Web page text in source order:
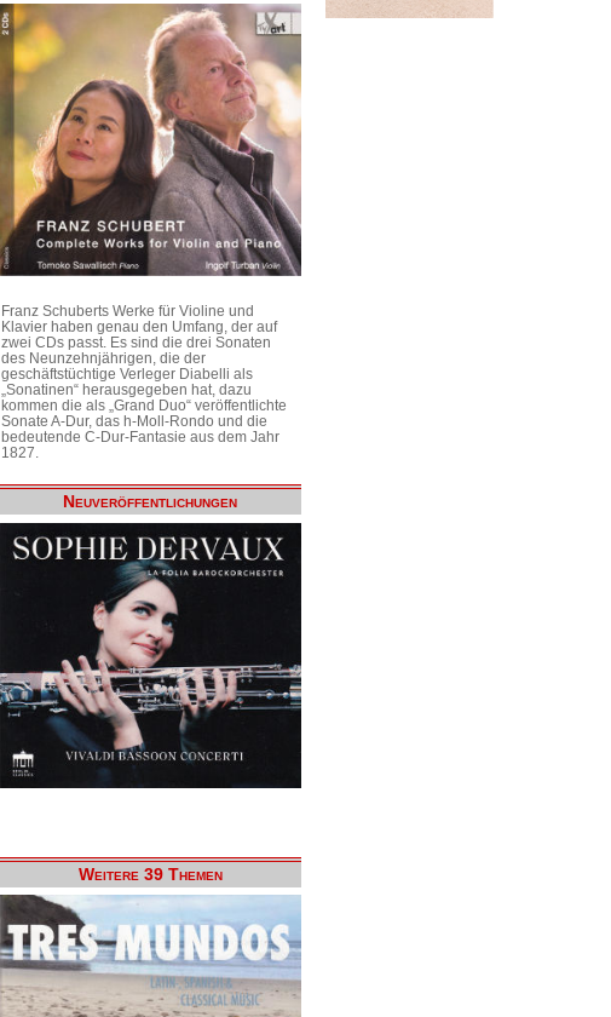
Franz Schuberts Werke für Violine und
Klavier haben genau den Umfang, der auf
zwei CDs passt. Es sind die drei Sonaten
des Neunzehnjährigen, die der
geschäftstüchtige Verleger Diabelli als
„Sonatinen“ herausgegeben hat, dazu
kommen die als „Grand Duo“ veröffentlichte
Sonate A-Dur, das h-Moll-Rondo und die
bedeutende C-Dur-Fantasie aus dem Jahr
1827.
Neuveröffentlichungen
Weitere 39 Themen